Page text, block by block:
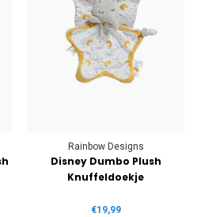
Rainbow Designs
Disney Dumbo Plush
Knuffeldoekje
€19,99